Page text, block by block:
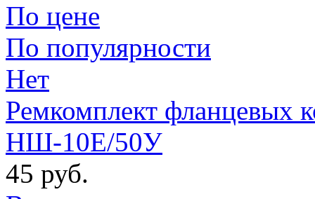
По цене
По популярности
Нет
Ремкомплект фланцевых
НШ-10Е/50У
45 руб.